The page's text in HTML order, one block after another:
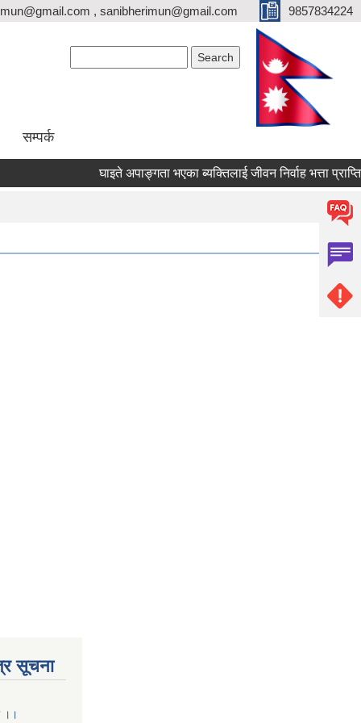
, sanibherimun@gmail.com 9857834224
सम्पर्क
घाइते अपाङ्गता भएका ब्यक्तिलाई जीवन निर्वाह भत्ता प्राप्तिका
सूचना
।।